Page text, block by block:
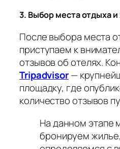
3. Выбор места отдыха
После выбора места
приступаем к
отзывов об отелях.
Tripadvisor—
площадку, где
количество отзывов
На данном этапе
бронируем